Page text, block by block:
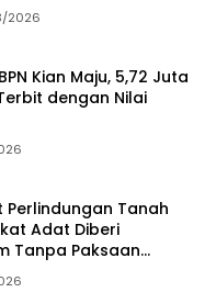
2026
Kian Maju, 5,72 Juta
dengan Nilai
Perlindungan Tanah
Adat Diberi
Tanpa Paksaan